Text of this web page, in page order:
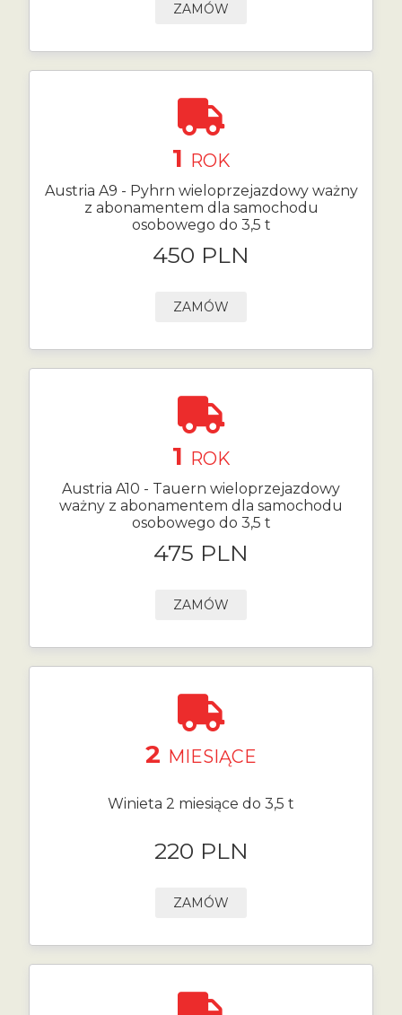
ZAMÓW
1 ROK
Austria A9 - Pyhrn wieloprzejazdowy ważny
z abonamentem dla samochodu
osobowego do 3,5 t
450 PLN
ZAMÓW
1 ROK
Austria A10 - Tauern wieloprzejazdowy
ważny z abonamentem dla samochodu
osobowego do 3,5 t
475 PLN
ZAMÓW
2 MIESIĄCE
Winieta 2 miesiące do 3,5 t
220 PLN
ZAMÓW